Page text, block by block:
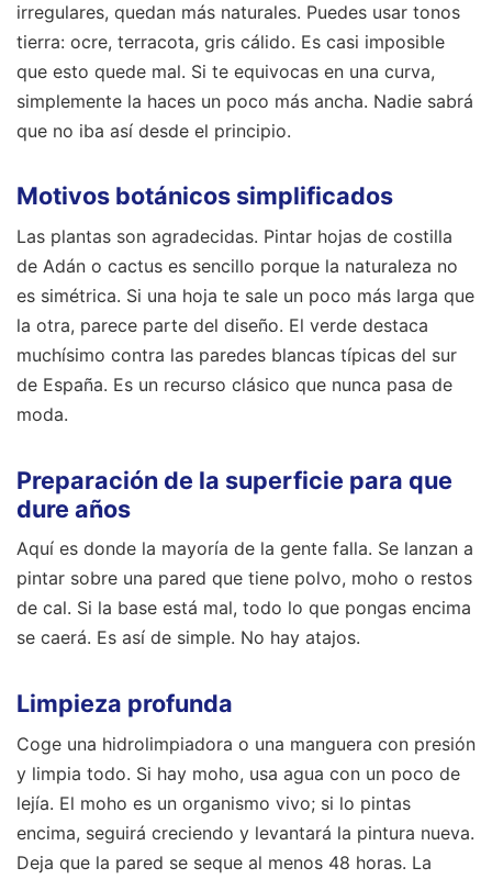
irregulares, quedan más naturales. Puedes usar tonos
tierra: ocre, terracota, gris cálido. Es casi imposible
que esto quede mal. Si te equivocas en una curva,
simplemente la haces un poco más ancha. Nadie sabrá
que no iba así desde el principio.
Motivos botánicos simplificados
Las plantas son agradecidas. Pintar hojas de costilla
de Adán o cactus es sencillo porque la naturaleza no
es simétrica. Si una hoja te sale un poco más larga que
la otra, parece parte del diseño. El verde destaca
muchísimo contra las paredes blancas típicas del sur
de España. Es un recurso clásico que nunca pasa de
moda.
Preparación de la superficie para que
dure años
Aquí es donde la mayoría de la gente falla. Se lanzan a
pintar sobre una pared que tiene polvo, moho o restos
de cal. Si la base está mal, todo lo que pongas encima
se caerá. Es así de simple. No hay atajos.
Limpieza profunda
Coge una hidrolimpiadora o una manguera con presión
y limpia todo. Si hay moho, usa agua con un poco de
lejía. El moho es un organismo vivo; si lo pintas
encima, seguirá creciendo y levantará la pintura nueva.
Deja que la pared se seque al menos 48 horas. La